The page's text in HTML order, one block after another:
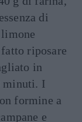
di
riposare
in
minuti. I
formine a
e